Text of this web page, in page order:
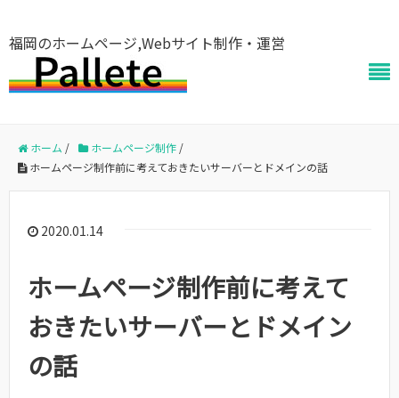
福岡のホームページ,Webサイト制作・運営
ホーム / ホームページ制作 /
ホームページ制作前に考えておきたいサーバーとドメインの話
2020.01.14
ホームページ制作前に考えて
おきたいサーバーとドメイン
の話